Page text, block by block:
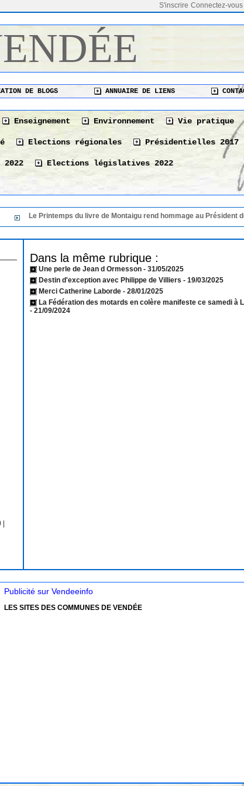
Connectez-vous
S'inscrire
DE BLOGS ANNUAIRE DE LIENS
Enseignement Environnement Vie pratique
Elections régionales Présidentielles 2017
Elections législatives 2022
Le Printemps du livre de Montaigu rend hommage au Président de sa
Dans la même rubrique :
Une perle de Jean d Ormesson - 31/05/2025
Destin d'exception avec Philippe de Villiers - 19/03/2025
Merci Catherine Laborde- 28/01/2025
La Fédération des motards en colère manifeste ce samedi à
- 21/09/2024
Publicité sur Vendeeinfo
LES SITES DES COMMUNES DE VENDÉE